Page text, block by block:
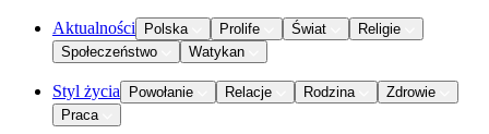
Aktualności Polska Prolife Świat
Religie
Społeczeństwo
Watykan
Styl życia Powołanie Relacje Rodzina
Zdrowie
Praca